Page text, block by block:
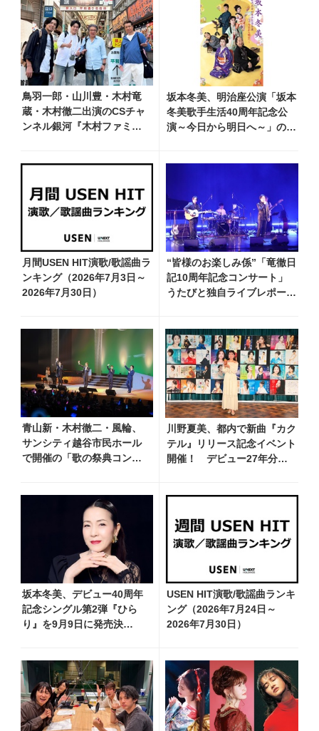
鳥羽一郎・山川豊・木村竜
蔵・木村徹二出演のCSチャ
ンネル銀河『木村ファミリ
を密着レポート！
坂本冬美、明治座公演「坂本
冬美歌手生活40周年記念公
演～今日から明日へ～」のメ
月間USEN HIT演歌/歌謡曲ラ
ンキング（2026年7月3日～
2026年7月30日）
“皆様のお楽しみ係”「竜徹日
記10周年記念コンサート」
うたびと独自ライブレポー
しょう！
青山新・木村徹二・風輪、
サンシティ越谷市民ホール
で開催の「歌の祭典コンサ
ら昭和・平成の名曲まで心
躍るステージを披露
川野夏美、都内で新曲『カク
テル』リリース記念イベント
開催！ デビュー27年分の
坂本冬美、デビュー40周年
記念シングル第2弾『ひら
り』を9月9日に発売決
USEN HIT演歌/歌謡曲ランキ
ング（2026年7月24日～
2026年7月30日）